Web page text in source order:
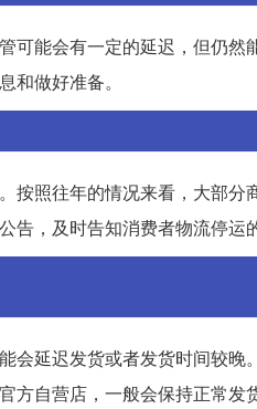
能会有一定的延迟，但仍然
做好准备。
照往年的情况来看，大部分
，及时告知消费者物流停运
延迟发货或者发货时间较晚
自营店，一般会保持正常发货